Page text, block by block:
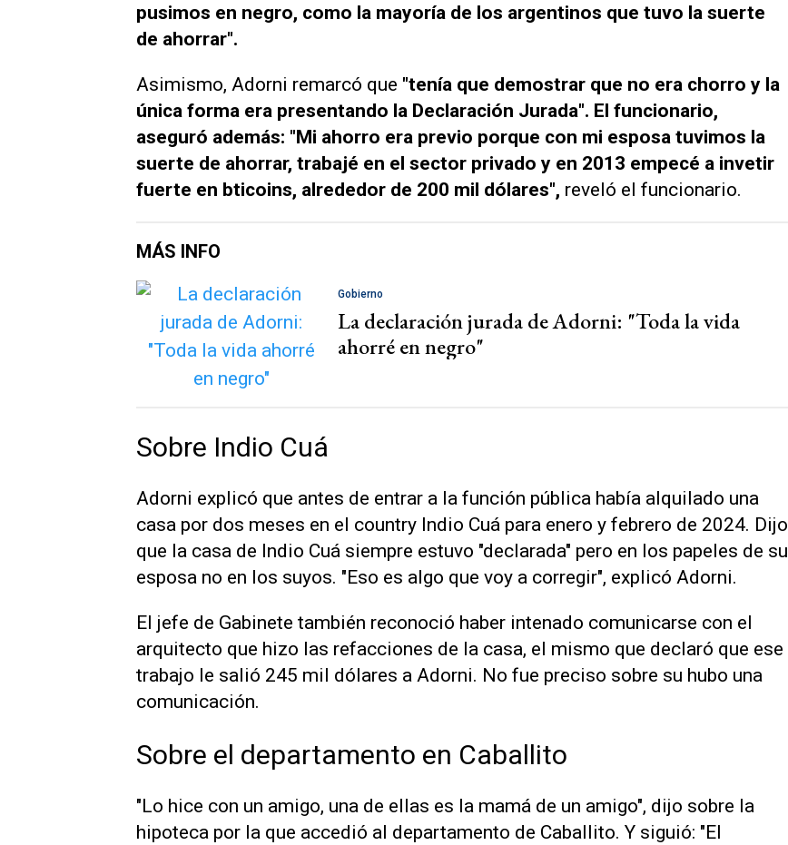
pusimos en negro, como la mayoría de los argentinos que tuvo la suerte
de ahorrar".
Asimismo, Adorni remarcó que "tenía que demostrar que no era chorro y la
única forma era presentando la Declaración Jurada". El funcionario,
aseguró además: "Mi ahorro era previo porque con mi esposa tuvimos la
suerte de ahorrar, trabajé en el sector privado y en 2013 empecé a invetir
fuerte en bticoins, alrededor de 200 mil dólares", reveló el funcionario.
MÁS INFO
Gobierno
La declaración jurada de Adorni: "Toda la vida
ahorré en negro"
Sobre Indio Cuá
Adorni explicó que antes de entrar a la función pública había alquilado una
casa por dos meses en el country Indio Cuá para enero y febrero de 2024. Dijo
que la casa de Indio Cuá siempre estuvo "declarada" pero en los papeles de su
esposa no en los suyos. "Eso es algo que voy a corregir", explicó Adorni.
El jefe de Gabinete también reconoció haber intenado comunicarse con el
arquitecto que hizo las refacciones de la casa, el mismo que declaró que ese
trabajo le salió 245 mil dólares a Adorni. No fue preciso sobre su hubo una
comunicación.
Sobre el departamento en Caballito
"Lo hice con un amigo, una de ellas es la mamá de un amigo", dijo sobre la
hipoteca por la que accedió al departamento de Caballito. Y siguió: "El